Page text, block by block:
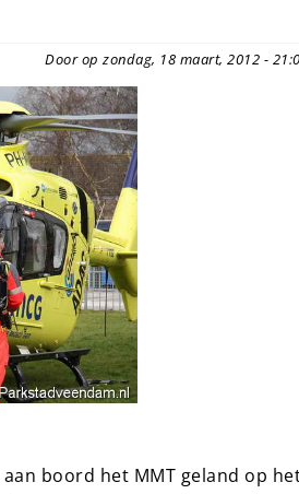
Door op zondag, 18 maart, 2012 -
boord het MMT geland op